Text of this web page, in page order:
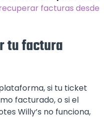
facturas desde
tu factura
si tu ticket
facturado, o si el
Willy’s no funciona,